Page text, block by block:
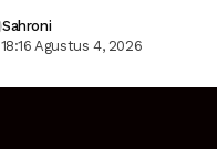
Sahroni
18:16 Agustus 4, 2026